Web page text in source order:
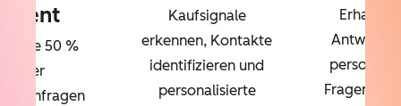
Sie 50 %
Ihrer
Kaufsignale
erkennen, Kontakte
identifizieren und
personalisierte
Erhalten
Fragen